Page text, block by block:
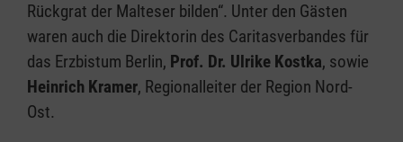
Rückgrat der Malteser bilden“. Unter den Gästen
waren auch die Direktorin des Caritasverbandes für
das Erzbistum Berlin, Prof. Dr. Ulrike Kostka, sowie
Heinrich Kramer, Regionalleiter der Region Nord-
Ost.